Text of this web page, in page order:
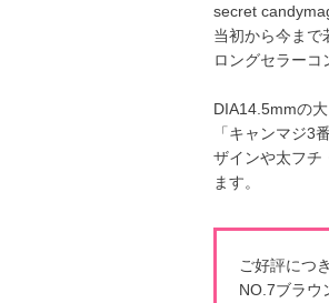
secret
当初から今まで
ロングセラーコ
DIA14.5mmの
「キャンマジ3
ザインや太フチ
ます。
ご好評につ
NO.7ブラウ